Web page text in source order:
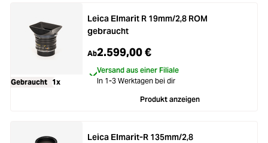
Gebraucht 1x
Leica Elmarit R 19mm/2,8 ROM
gebraucht
Ab2.599,00 €
Versand aus einer Filiale
In 1-3 Werktagen bei dir
Produkt anzeigen
Leica Elmarit-R 135mm/2,8